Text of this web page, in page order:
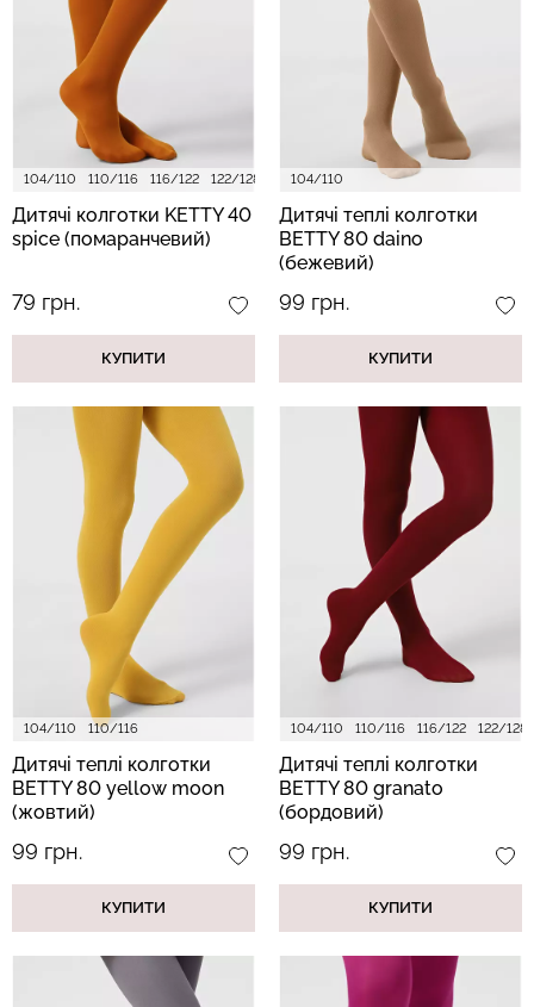
104/110 110/116 116/122 122/128 128/134 140/146 152/158
Дитячі колготки KETTY 40
spice (помаранчевий)
79 грн.
КУПИТИ
104/110
Дитячі теплі колготки
BETTY 80 daino
(бежевий)
99 грн.
КУПИТИ
104/110 110/116
Дитячі теплі колготки
BETTY 80 yellow moon
(жовтий)
99 грн.
КУПИТИ
104/110 110/116 116/122 122/128
Дитячі теплі колготки
BETTY 80 granato
(бордовий)
99 грн.
КУПИТИ
Топ на бретелях в рубчик
CAMI TOP RIB white (білий)
Giulia
299 грн. 499 грн.
Безшовний топ на
бретелях CAMI TOP
(білий) Giulia
399 грн.
Безшовний топ з легкою
корекцією BRA
SHAPEWEAR nude
(бежевий) Giulia
489 грн.
699 грн.
Велосипедки з пуш-ап
ефектом безшовні
TRACKS SHAPE black
(чорний) Giulia